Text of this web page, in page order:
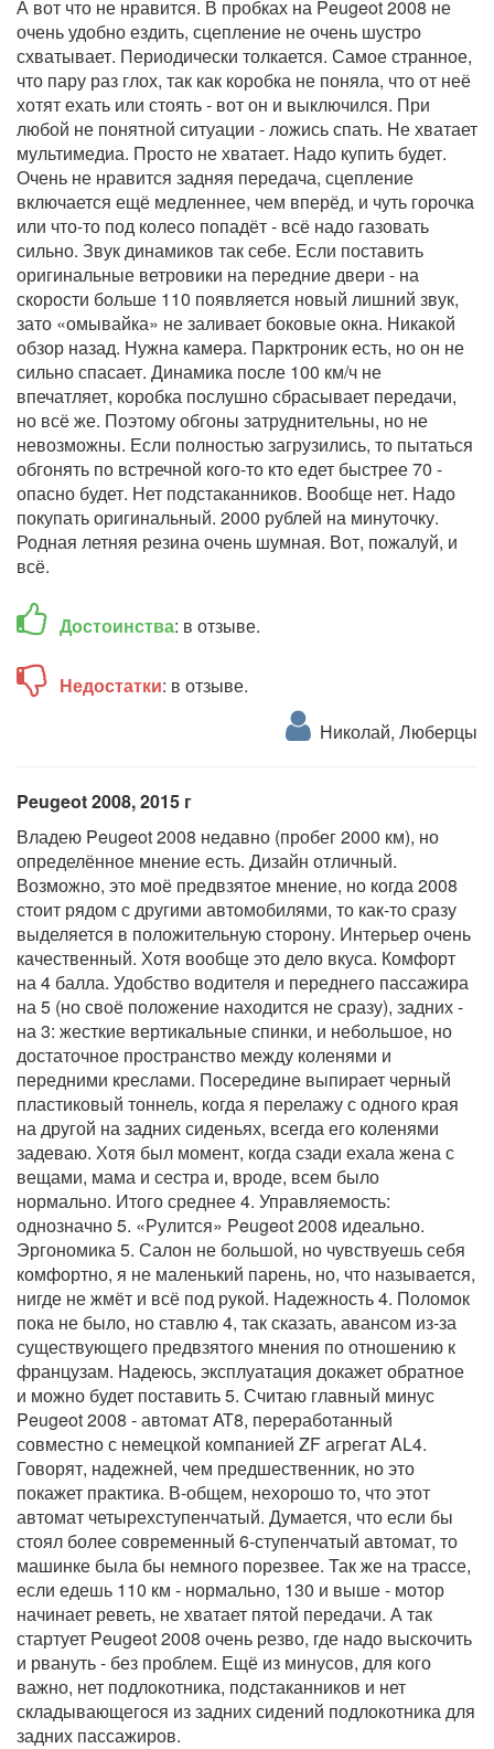
А вот что не нравится. В пробках на Peugeot 2008 не
очень удобно ездить, сцепление не очень шустро
схватывает. Периодически толкается. Самое странное,
что пару раз глох, так как коробка не поняла, что от неё
хотят ехать или стоять - вот он и выключился. При
любой не понятной ситуации - ложись спать. Не хватает
мультимедиа. Просто не хватает. Надо купить будет.
Очень не нравится задняя передача, сцепление
включается ещё медленнее, чем вперёд, и чуть горочка
или что-то под колесо попадёт - всё надо газовать
сильно. Звук динамиков так себе. Если поставить
оригинальные ветровики на передние двери - на
скорости больше 110 появляется новый лишний звук,
зато «омывайка» не заливает боковые окна. Никакой
обзор назад. Нужна камера. Парктроник есть, но он не
сильно спасает. Динамика после 100 км/ч не
впечатляет, коробка послушно сбрасывает передачи,
но всё же. Поэтому обгоны затруднительны, но не
невозможны. Если полностью загрузились, то пытаться
обгонять по встречной кого-то кто едет быстрее 70 -
опасно будет. Нет подстаканников. Вообще нет. Надо
покупать оригинальный. 2000 рублей на минуточку.
Родная летняя резина очень шумная. Вот, пожалуй, и
всё.
Достоинства: в отзыве.
Недостатки: в отзыве.
Николай, Люберцы
Peugeot 2008, 2015 г
Владею Peugeot 2008 недавно (пробег 2000 км), но
определённое мнение есть. Дизайн отличный.
Возможно, это моё предвзятое мнение, но когда 2008
стоит рядом с другими автомобилями, то как-то сразу
выделяется в положительную сторону. Интерьер очень
качественный. Хотя вообще это дело вкуса. Комфорт
на 4 балла. Удобство водителя и переднего пассажира
на 5 (но своё положение находится не сразу), задних -
на 3: жесткие вертикальные спинки, и небольшое, но
достаточное пространство между коленями и
передними креслами. Посередине выпирает черный
пластиковый тоннель, когда я перелажу с одного края
на другой на задних сиденьях, всегда его коленями
задеваю. Хотя был момент, когда сзади ехала жена с
вещами, мама и сестра и, вроде, всем было
нормально. Итого среднее 4. Управляемость:
однозначно 5. «Рулится» Peugeot 2008 идеально.
Эргономика 5. Салон не большой, но чувствуешь себя
комфортно, я не маленький парень, но, что называется,
нигде не жмёт и всё под рукой. Надежность 4. Поломок
пока не было, но ставлю 4, так сказать, авансом из-за
существующего предвзятого мнения по отношению к
французам. Надеюсь, эксплуатация докажет обратное
и можно будет поставить 5. Считаю главный минус
Peugeot 2008 - автомат AT8, переработанный
совместно с немецкой компанией ZF агрегат AL4.
Говорят, надежней, чем предшественник, но это
покажет практика. В-общем, нехорошо то, что этот
автомат четырехступенчатый. Думается, что если бы
стоял более современный 6-ступенчатый автомат, то
машинке была бы немного порезвее. Так же на трассе,
если едешь 110 км - нормально, 130 и выше - мотор
начинает реветь, не хватает пятой передачи. А так
стартует Peugeot 2008 очень резво, где надо выскочить
и рвануть - без проблем. Ещё из минусов, для кого
важно, нет подлокотника, подстаканников и нет
складывающегося из задних сидений подлокотника для
задних пассажиров.